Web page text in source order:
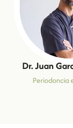
Dr. Juan
Periodoncia